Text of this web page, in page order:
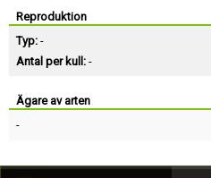
Reproduktion
Typ: -
Antal per kull: -
Ägare av arten
-